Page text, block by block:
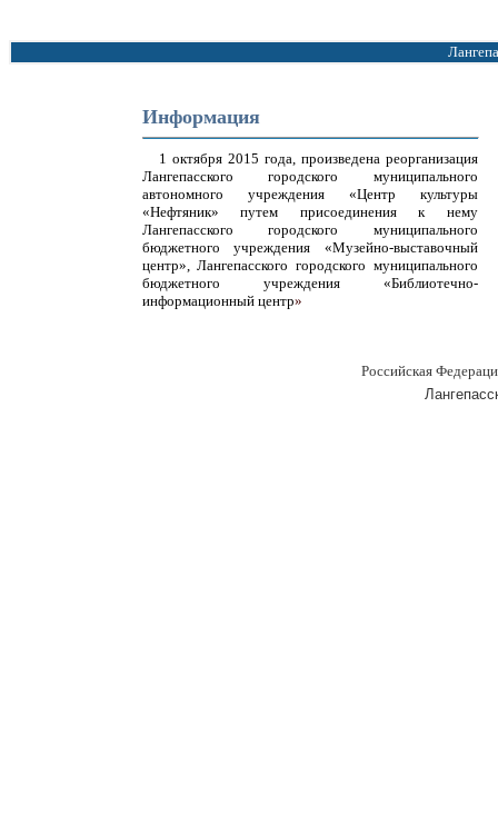
Информация
1 октября 2015 года, произведена реорганизация
Лангепасского городского муниципального
автономного учреждения «Центр культуры
«Нефтяник» путем присоединения к нему
Лангепасского городского муниципального
бюджетного учреждения «Музейно-выставочный
центр», Лангепасского городского муниципального
бюджетного учреждения «Библиотечно-
информационный центр»
Российская